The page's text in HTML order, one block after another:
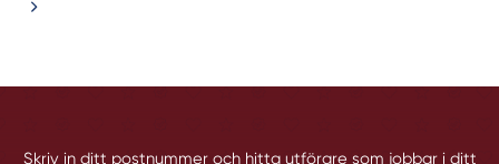
Skriv in ditt postnummer och hitta utförare som jobbar i ditt